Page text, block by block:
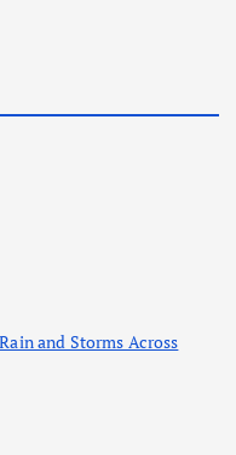
and Storms Across